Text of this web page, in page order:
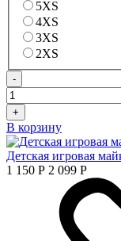
5XS
4XS
3XS
2XS
-
+
В корзину
Детская игровая
1 150 Р 2 099 Р